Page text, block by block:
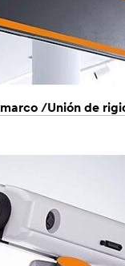
/Unión de